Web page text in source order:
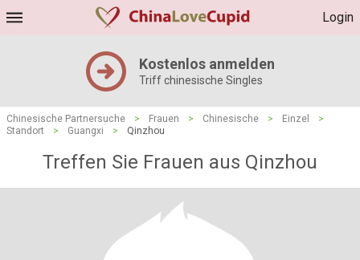
Login
Kostenlos anmelden
Triff chinesische Singles
Chinesische Partnersuche > Frauen > Chinesische > Einzel
>
Standort
> Guangxi > Qinzhou
Treffen Sie Frauen aus Qinzhou